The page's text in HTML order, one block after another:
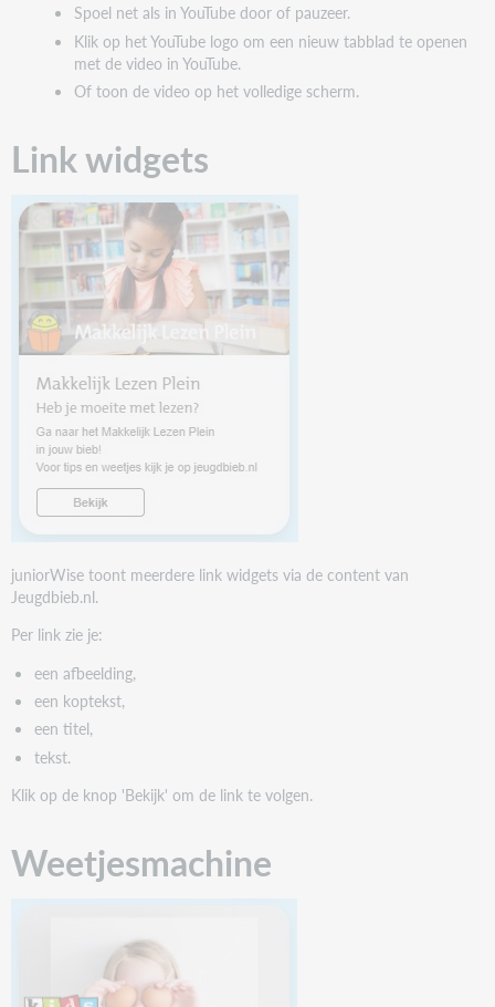
Spoel net als in YouTube door of pauzeer.
Klik op het YouTube logo om een nieuw tabblad te openen
met de video in YouTube.
Of toon de video op het volledige scherm.
Link widgets
juniorWise toont meerdere link widgets via de content van
Jeugdbieb.nl.
Per link zie je:
een afbeelding,
een koptekst,
een titel,
tekst.
Klik op de knop 'Bekijk' om de link te volgen.
Weetjesmachine